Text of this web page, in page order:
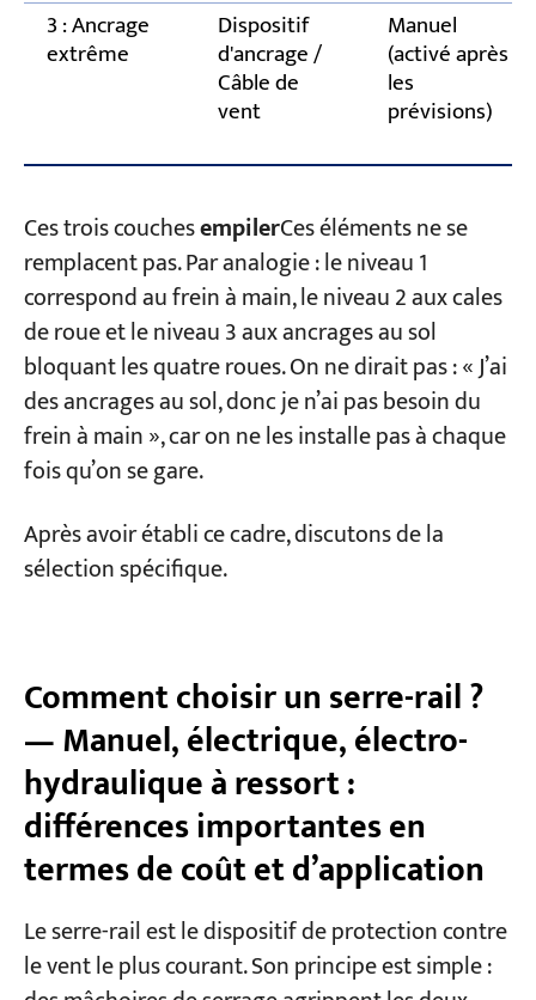
3 : Ancrage
extrême
Dispositif
d'ancrage /
Câble de
vent
Manuel
(activé après
les
prévisions)
Ces trois couchesempilerCes éléments ne se
remplacent pas. Par analogie : le niveau 1
correspond au frein à main, le niveau 2 aux cales
de roue et le niveau 3 aux ancrages au sol
bloquant les quatre roues. On ne dirait pas : « J’ai
des ancrages au sol, donc je n’ai pas besoin du
frein à main », car on ne les installe pas à chaque
fois qu’on se gare.
Après avoir établi ce cadre, discutons de la
sélection spécifique.
Comment choisir un serre-rail ?
— Manuel, électrique, électro-
hydraulique à ressort :
différences importantes en
termes de coût et d’application
Le serre-rail est le dispositif de protection contre
le vent le plus courant. Son principe est simple :